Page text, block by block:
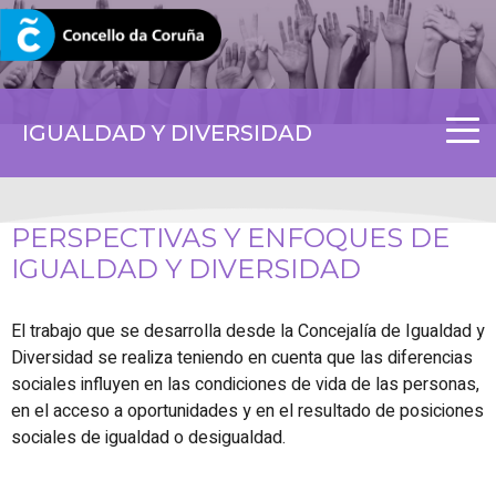
IGUALDAD Y DIVERSIDAD
CORUNA.GAL
PERSPECTIVAS Y ENFOQUES DE
IGUALDAD Y DIVERSIDAD
El trabajo que se desarrolla desde la Concejalía de Igualdad y
Diversidad se realiza teniendo en cuenta que las diferencias
sociales influyen en las condiciones de vida de las personas,
en el acceso a oportunidades y en el resultado de posiciones
sociales de igualdad o desigualdad.